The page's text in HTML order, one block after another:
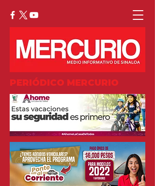
PERIÓDICO MERCURIO